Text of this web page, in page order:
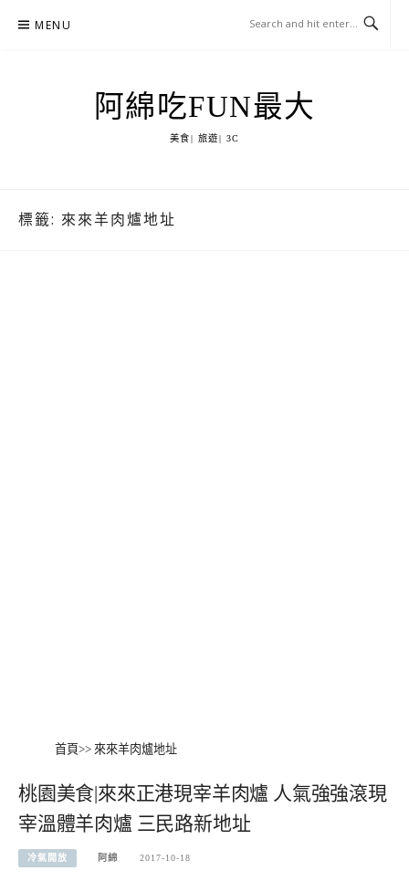
MENU
阿綿吃FUN最大
美食| 旅遊| 3C
標籤: 來來羊肉爐地址
首頁>> 來來羊肉爐地址
桃園美食|來來正港現宰羊肉爐 人氣強強滾現
宰溫體羊肉爐 三民路新地址
冷氣開放 阿綿 2017-10-18